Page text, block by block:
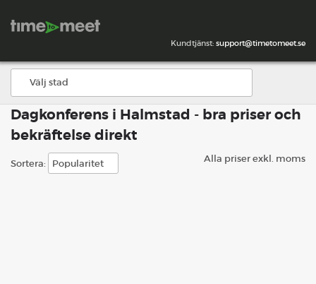
Kundtjänst: support@timetomeet.se
Dagkonferens i Halmstad - bra priser och
bekräftelse direkt
Sortera: Alla priser exkl. moms